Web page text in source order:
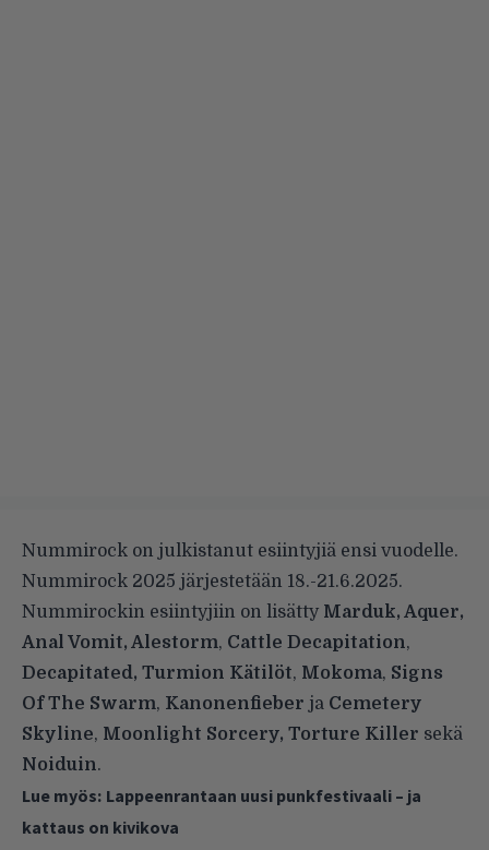
Nummirock on julkistanut esiintyjiä ensi vuodelle.
Nummirock 2025 järjestetään 18.-21.6.2025.
Nummirockin esiintyjiin on lisätty Marduk, Aquer,
Anal Vomit, Alestorm, Cattle Decapitation,
Decapitated, Turmion Kätilöt, Mokoma, Signs
Of The Swarm, Kanonenfieber ja Cemetery
Skyline, Moonlight Sorcery, Torture Killer sekä
Noiduin.
Lue myös: Lappeenrantaan uusi punkfestivaali – ja
kattaus on kivikova